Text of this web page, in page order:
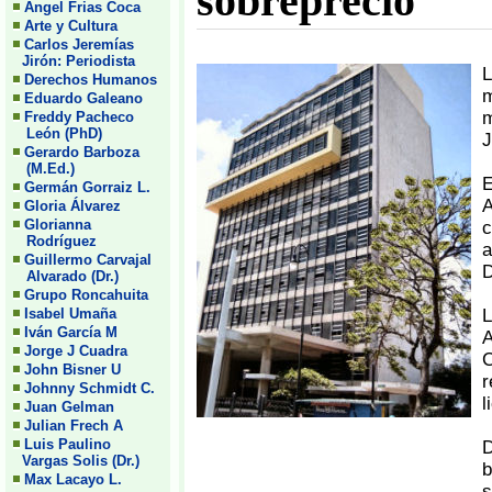
Angel Frias Coca
Arte y Cultura
Carlos Jeremías
Jirón: Periodista
Derechos Humanos
Eduardo Galeano
Freddy Pacheco
León (PhD)
Gerardo Barboza
(M.Ed.)
Germán Gorraiz L.
Gloria Álvarez
Glorianna
Rodríguez
Guillermo Carvajal
Alvarado (Dr.)
Grupo Roncahuita
Isabel Umaña
Iván García M
Jorge J Cuadra
John Bisner U
Johnny Schmidt C.
Juan Gelman
Julian Frech A
Luis Paulino
Vargas Solis (Dr.)
Max Lacayo L.